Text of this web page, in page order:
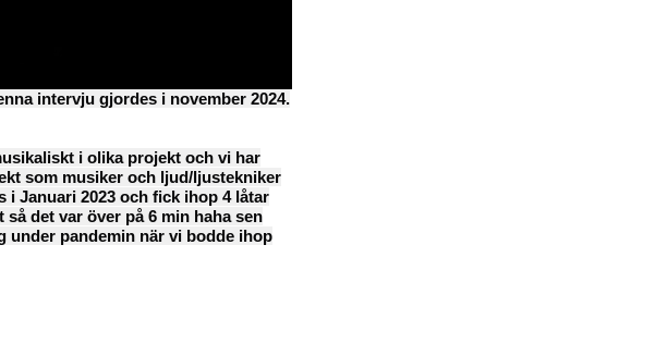
intervju gjordes i november 2024.
i olika projekt och vi har
som musiker och ljud/ljustekniker
Januari 2023 och fick ihop 4 låtar
det var över på 6 min haha sen
under pandemin när vi bodde ihop